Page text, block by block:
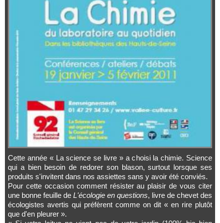
Cette année « La science se livre » a choisi la chimie. Science
qui a bien besoin de redorer son blason, surtout lorsque ses
produits s'invitent dans nos assiettes sans y avoir été conviés.
Pour cette occasion comment résister au plaisir de vous citer
une bonne feuille de L'écologie en questions, livre de chevet des
écologistes avertis qui préfèrent comme on dit « en rire plutôt
que d'en pleurer ».